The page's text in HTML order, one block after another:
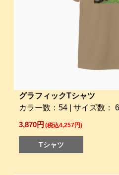
グラフィックTシャツ
カラー数：54 | サイズ数： 6
3,870円 (税込4,257円)
Tシャツ